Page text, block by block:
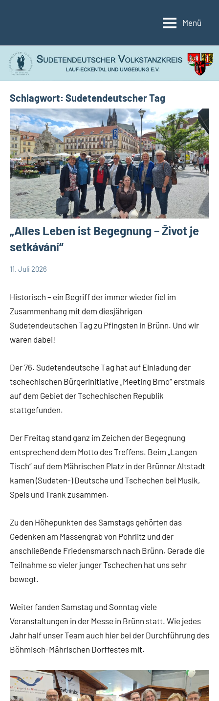
Volkstanzkreis
und
Umgebung
e.V.
Menü
Schlagwort: Sudetendeutscher Tag
„Alles Leben ist Begegnung – Život je
setkávání“
11. Juli 2026
Historisch – ein Begriff der immer wieder fiel im
Zusammenhang mit dem diesjährigen
Sudetendeutschen Tag zu Pfingsten in Brünn. Und wir
waren dabei!
Der 76. Sudetendeutsche Tag hat auf Einladung der
tschechischen Bürgerinitiative „Meeting Brno“ erstmals
auf dem Gebiet der Tschechischen Republik
stattgefunden.
Der Freitag stand ganz im Zeichen der Begegnung
entsprechend dem Motto des Treffens. Beim „Langen
Tisch“ auf dem Mährischen Platz in der Brünner Altstadt
kamen (Sudeten-) Deutsche und Tschechen bei Musik,
Speis und Trank zusammen.
Zu den Höhepunkten des Samstags gehörten das
Gedenken am Massengrab von Pohrlitz und der
anschließende Friedensmarsch nach Brünn. Gerade die
Teilnahme so vieler junger Tschechen hat uns sehr
bewegt.
Weiter fanden Samstag und Sonntag viele
Veranstaltungen in der Messe in Brünn statt. Wie jedes
Jahr half unser Team auch hier bei der Durchführung des
Böhmisch-Mährischen Dorffestes mit.